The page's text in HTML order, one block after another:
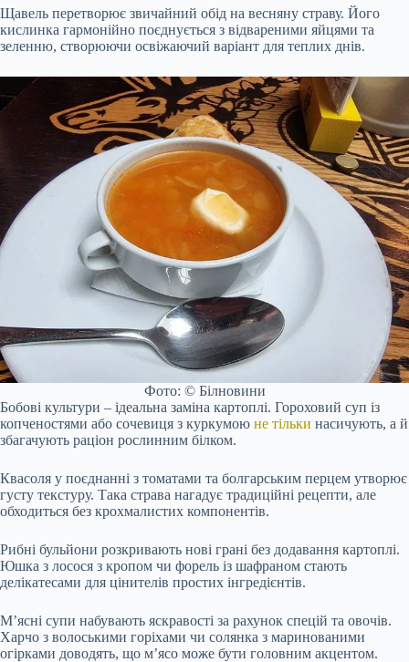
Щавель перетворює звичайний обід на весняну страву. Його
кислинка гармонійно поєднується з відвареними яйцями та
зеленню, створюючи освіжаючий варіант для теплих днів.
Фото: © Білновини
Бобові культури – ідеальна заміна картоплі. Гороховий суп із
копченостями або сочевиця з куркумою не тільки насичують, а й
збагачують раціон рослинним білком.
Квасоля у поєднанні з томатами та болгарським перцем утворює
густу текстуру. Така страва нагадує традиційні рецепти, але
обходиться без крохмалистих компонентів.
Рибні бульйони розкривають нові грані без додавання картоплі.
Юшка з лосося з кропом чи форель із шафраном стають
делікатесами для цінителів простих інгредієнтів.
М’ясні супи набувають яскравості за рахунок спецій та овочів.
Харчо з волоськими горіхами чи солянка з маринованими
огірками доводять, що м’ясо може бути головним акцентом.